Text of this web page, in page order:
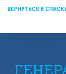
ВЕРНУТЬСЯ К